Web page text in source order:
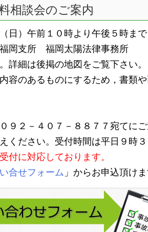
相談会のご案内
日）午前１０時より午後５時まで
岡支所 福岡太陽法律事務所
詳細は後掲の地図をご覧下さい。
容のあるものにするため，書類
９２－４０７－８８７７宛てに
ください。受付時間は平日９時３
付に対応しております。
合せフォーム 」からお申込頂けま